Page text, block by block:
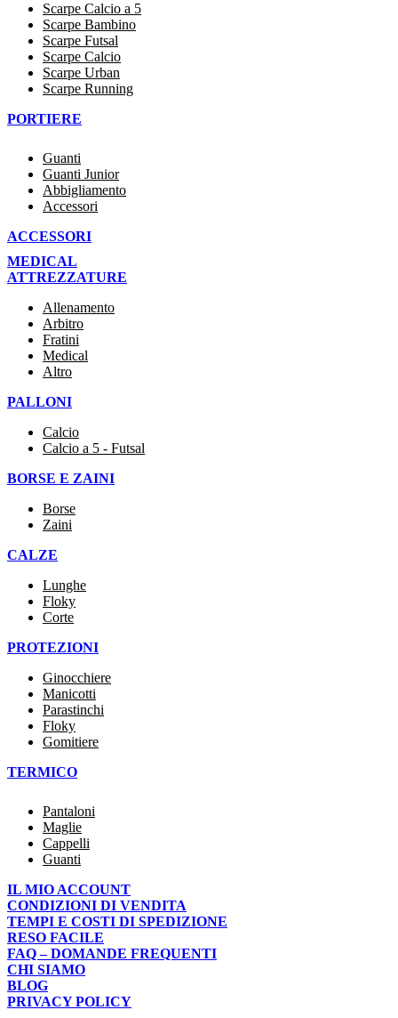
Scarpe Calcio a 5
Scarpe Bambino
Scarpe Futsal
Scarpe Calcio
Scarpe Urban
Scarpe Running
PORTIERE
Guanti
Guanti Junior
Abbigliamento
Accessori
ACCESSORI
MEDICAL
ATTREZZATURE
Allenamento
Arbitro
Fratini
Medical
Altro
PALLONI
Calcio
Calcio a 5 - Futsal
BORSE E ZAINI
Borse
Zaini
CALZE
Lunghe
Floky
Corte
PROTEZIONI
Ginocchiere
Manicotti
Parastinchi
Floky
Gomitiere
TERMICO
Pantaloni
Maglie
Cappelli
Guanti
IL MIO ACCOUNT
CONDIZIONI DI VENDITA
TEMPI E COSTI DI SPEDIZIONE
RESO FACILE
FAQ – DOMANDE FREQUENTI
CHI SIAMO
BLOG
PRIVACY POLICY